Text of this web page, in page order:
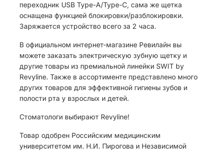
переходник USB Type-A/Type-C, сама же щетка
оснащена функцией блокировки/разблокировки.
Заряжается устройство всего за 2 часа.
В официальном интернет-магазине Ревилайн вы
можете заказать электрическую зубную щетку и
другие товары из премиальной линейки SWIT by
Revyline. Также в ассортименте представлено много
других товаров для эффективной гигиены зубов и
полости рта у взрослых и детей.
Стоматологи выбирают Revyline!
Товар одобрен Российским медицинским
университетом им. Н.И. Пирогова и Независимой